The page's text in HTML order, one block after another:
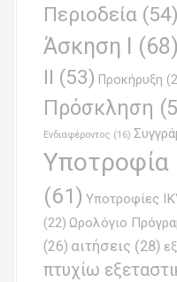
Περιοδεία (54)
Άσκηση Ι
(68)
ΙΙ (53) Προκήρυξη
Πρόσκληση
Ενδιαφέροντος (16)
Υποτροφία
(61) Υποτροφίες
(22) Ωρολόγιο
(26) αιτήσεις (28)
πτυχίω